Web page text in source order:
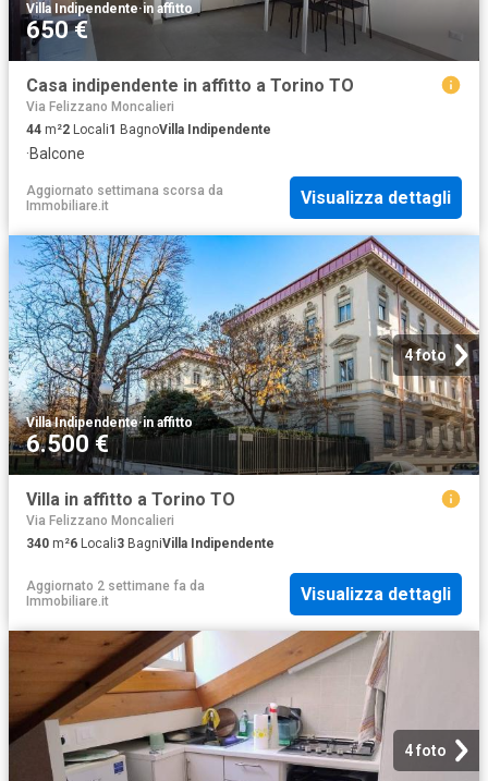
Villa Indipendente·in affitto
650 €
Casa indipendente in affitto a Torino TO
Via Felizzano Moncalieri
44 m²2 Locali1 BagnoVilla Indipendente
·Balcone
Aggiornato settimana scorsa da
Immobiliare.it
Visualizza dettagli
4 foto
Villa Indipendente·in affitto
6.500 €
Villa in affitto a Torino TO
Via Felizzano Moncalieri
340 m²6 Locali3 BagniVilla Indipendente
Aggiornato 2 settimane fa da
Immobiliare.it
Visualizza dettagli
4 foto